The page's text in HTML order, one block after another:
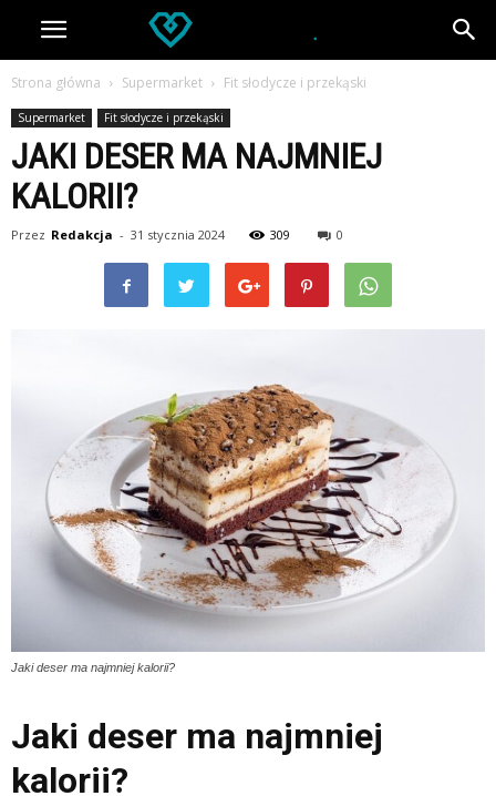
Strona główna Supermarket Fit słodycze i przekąski
Supermarket Fit słodycze i przekąski
JAKI DESER MA NAJMNIEJ
KALORII?
Przez Redakcja - 31 stycznia 2024 309 0
Jaki deser ma najmniej kalorii?
Jaki deser ma najmniej
kalorii?